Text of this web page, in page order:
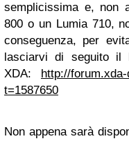
semplicissima e, non
800 o un Lumia 710,
conseguenza, per
lasciarvi di seguito il
XDA: http://
t=1587650
Non appena sarà